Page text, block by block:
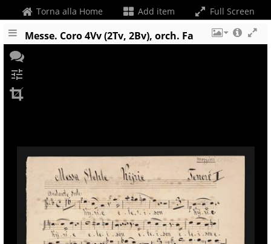
Torna alla Home Add item Full Screen
Messe. Coro 4Vv (2Tv, 2Bv), orch. Fa
tune